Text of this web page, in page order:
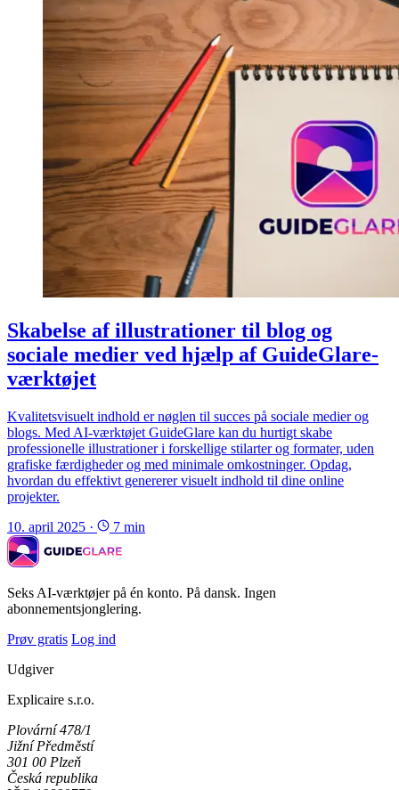
Skabelse af illustrationer til blog og
sociale medier ved hjælp af GuideGlare-
værktøjet
Kvalitetsvisuelt indhold er nøglen til succes på sociale medier og
blogs. Med AI-værktøjet GuideGlare kan du hurtigt skabe
professionelle illustrationer i forskellige stilarter og formater, uden
grafiske færdigheder og med minimale omkostninger. Opdag,
hvordan du effektivt genererer visuelt indhold til dine online
projekter.
10. april 2025 · 7 min
Seks AI-værktøjer på én konto. På dansk. Ingen
abonnementsjonglering.
Prøv gratis Log ind
Udgiver
Explicaire s.r.o.
Plovární 478/1
Jižní Předměstí
301 00 Plzeň
Česká republika